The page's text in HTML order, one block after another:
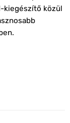
kiegészítő közül